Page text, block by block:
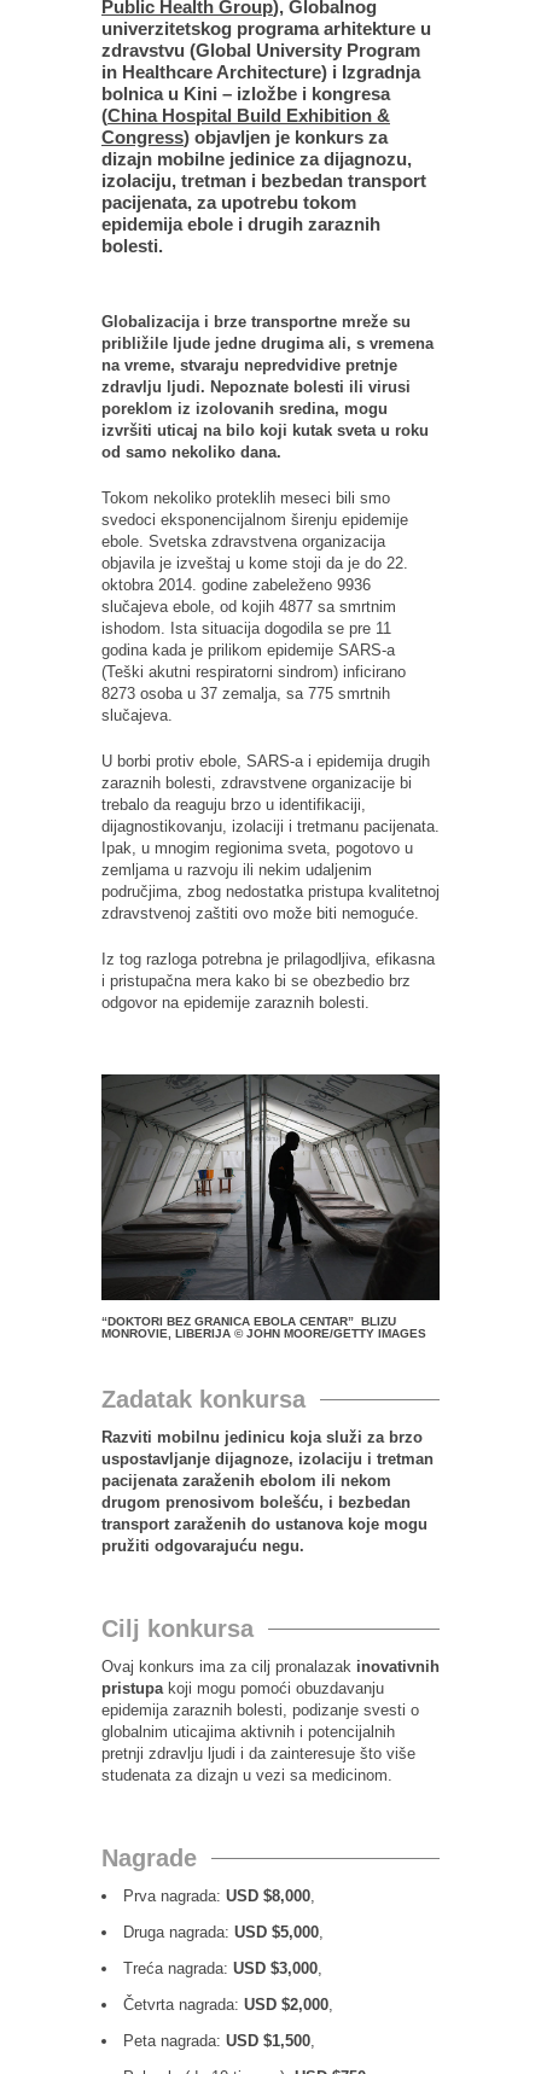
Public Health Group), Globalnog
univerzitetskog programa arhitekture u
zdravstvu (Global University Program
in Healthcare Architecture) i Izgradnja
bolnica u Kini – izložbe i kongresa
(China Hospital Build Exhibition &
Congress) objavljen je konkurs za
dizajn mobilne jedinice za dijagnozu,
izolaciju, tretman i bezbedan transport
pacijenata, za upotrebu tokom
epidemija ebole i drugih zaraznih
bolesti.
Globalizacija i brze transportne mreže su
približile ljude jedne drugima ali, s vremena
na vreme, stvaraju nepredvidive pretnje
zdravlju ljudi. Nepoznate bolesti ili virusi
poreklom iz izolovanih sredina, mogu
izvršiti uticaj na bilo koji kutak sveta u roku
od samo nekoliko dana.
Tokom nekoliko proteklih meseci bili smo
svedoci eksponencijalnom širenju epidemije
ebole. Svetska zdravstvena organizacija
objavila je izveštaj u kome stoji da je do 22.
oktobra 2014. godine zabeleženo 9936
slučajeva ebole, od kojih 4877 sa smrtnim
ishodom. Ista situacija dogodila se pre 11
godina kada je prilikom epidemije SARS-a
(Teški akutni respiratorni sindrom) inficirano
8273 osoba u 37 zemalja, sa 775 smrtnih
slučajeva.
U borbi protiv ebole, SARS-a i epidemija drugih
zaraznih bolesti, zdravstvene organizacije bi
trebalo da reaguju brzo u identifikaciji,
dijagnostikovanju, izolaciji i tretmanu pacijenata.
Ipak, u mnogim regionima sveta, pogotovo u
zemljama u razvoju ili nekim udaljenim
područjima, zbog nedostatka pristupa kvalitetnoj
zdravstvenoj zaštiti ovo može biti nemoguće.
Iz tog razloga potrebna je prilagodljiva, efikasna
i pristupačna mera kako bi se obezbedio brz
odgovor na epidemije zaraznih bolesti.
“DOKTORI BEZ GRANICA EBOLA CENTAR” BLIZU
MONROVIE, LIBERIJA © JOHN MOORE/GETTY IMAGES
Zadatak konkursa
Razviti mobilnu jedinicu koja služi za brzo
uspostavljanje dijagnoze, izolaciju i tretman
pacijenata zaraženih ebolom ili nekom
drugom prenosivom bolešću, i bezbedan
transport zaraženih do ustanova koje mogu
pružiti odgovarajuću negu.
Cilj konkursa
Ovaj konkurs ima za cilj pronalazak inovativnih
pristupakoji mogu pomoći obuzdavanju
epidemija zaraznih bolesti, podizanje svesti o
globalnim uticajima aktivnih i potencijalnih
pretnji zdravlju ljudi i da zainteresuje što više
studenata za dizajn u vezi sa medicinom.
Nagrade
Prva nagrada: USD $8,000,
Druga nagrada: USD $5,000,
Treća nagrada: USD $3,000,
Četvrta nagrada: USD $2,000,
Peta nagrada: USD $1,500,